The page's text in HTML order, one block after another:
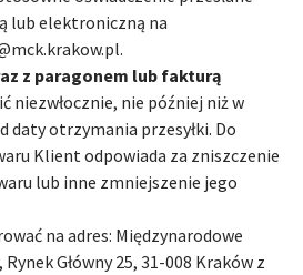
lub elektroniczną na
z paragonem lub fakturą
niezwłocznie, nie później niż w
daty otrzymania przesyłki. Do
Klient odpowiada za zniszczenie
lub inne zmniejszenie jego
na adres: Międzynarodowe
Główny 25, 31-008 Kraków z